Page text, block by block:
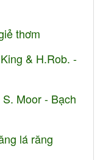
thơm
& H.Rob. -
Moor - Bạch
lá răng